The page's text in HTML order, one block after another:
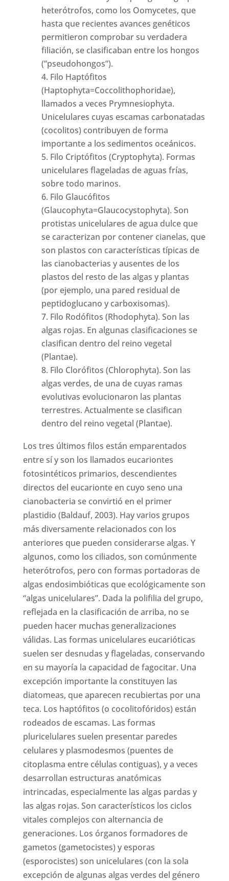
heterótrofos, como los Oomycetes, que
hasta que recientes avances genéticos
permitieron comprobar su verdadera
filiación, se clasificaban entre los hongos
(“pseudohongos“).
Filo Haptófitos
(Haptophyta=Coccolithophoridae),
llamados a veces Prymnesiophyta.
Unicelulares cuyas escamas carbonatadas
(cocolitos) contribuyen de forma
importante a los sedimentos oceánicos.
Filo Criptófitos (Cryptophyta). Formas
unicelulares flageladas de aguas frías,
sobre todo marinos.
Filo Glaucófitos
(Glaucophyta=Glaucocystophyta). Son
protistas unicelulares de agua dulce que
se caracterizan por contener cianelas, que
son plastos con características típicas de
las cianobacterias y ausentes de los
plastos del resto de las algas y plantas
(por ejemplo, una pared residual de
peptidoglucano y carboxisomas).
Filo Rodófitos (Rhodophyta). Son las
algas rojas. En algunas clasificaciones se
clasifican dentro del reino vegetal
(Plantae).
Filo Clorófitos (Chlorophyta). Son las
algas verdes, de una de cuyas ramas
evolutivas evolucionaron las plantas
terrestres. Actualmente se clasifican
dentro del reino vegetal (Plantae).
Los tres últimos filos están emparentados
entre sí y son los llamados eucariontes
fotosintéticos primarios, descendientes
directos del eucarionte en cuyo seno una
cianobacteria se convirtió en el primer
plastidio (Baldauf, 2003). Hay varios grupos
más diversamente relacionados con los
anteriores que pueden considerarse algas. Y
algunos, como los ciliados, son comúnmente
heterótrofos, pero con formas portadoras de
algas endosimbióticas que ecológicamente son
“algas unicelulares”. Dada la polifilia del grupo,
reflejada en la clasificación de arriba, no se
pueden hacer muchas generalizaciones
válidas. Las formas unicelulares eucarióticas
suelen ser desnudas y flageladas, conservando
en su mayoría la capacidad de fagocitar. Una
excepción importante la constituyen las
diatomeas, que aparecen recubiertas por una
teca. Los haptófitos (o cocolitofóridos) están
rodeados de escamas. Las formas
pluricelulares suelen presentar paredes
celulares y plasmodesmos (puentes de
citoplasma entre células contiguas), y a veces
desarrollan estructuras anatómicas
intrincadas, especialmente las algas pardas y
las algas rojas. Son característicos los ciclos
vitales complejos con alternancia de
generaciones. Los órganos formadores de
gametos (gametocistes) y esporas
(esporocistes) son unicelulares (con la sola
excepción de algunas algas verdes del género